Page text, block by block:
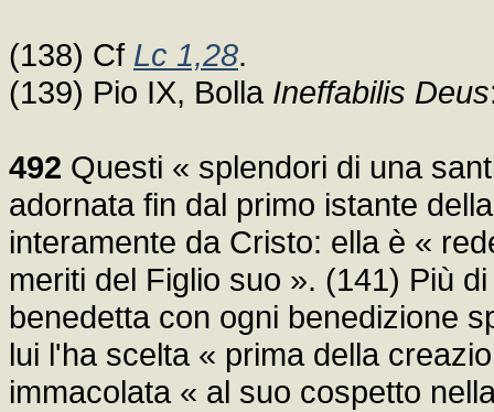
(138) Cf Lc 1,28.
(139) Pio IX, Bolla Ineffabilis Deus
492 Questi « splendori di una
adornata fin dal primo istante
interamente da Cristo: ella è «
meriti del Figlio suo ». (141) Più
benedetta con ogni benedizione
lui l'ha scelta « prima della
immacolata « al suo cospetto